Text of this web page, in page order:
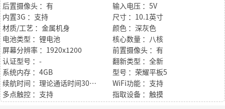
后置摄像头 ：有
输入电压 ：5V
内置3G ：支持
尺寸 ：10.1英寸
材质/工艺 ：金属机身
颜色 ：深灰色
电池类型 ：锂电池
核心数量 ：八核
屏幕分辨率 ：1920x1200
前置摄像头 ：有
认证型号 ：-
翻新类型 ：全新
系统内存 ：4GB
型号 ：荣耀平板5
续航时间 ：理论通话时间30小时；上述数据为实验室数据
WiFi功能 ：支持
多点触控 ：支持
指取设备 ：触摸